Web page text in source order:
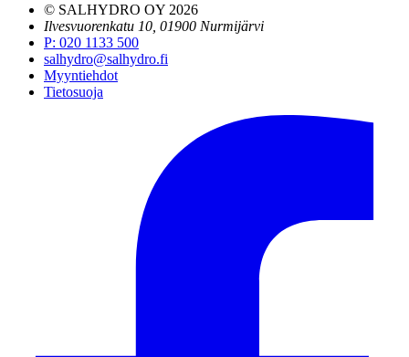
© SALHYDRO OY 2026
Ilvesvuorenkatu 10, 01900 Nurmijärvi
P: 020 1133 500
salhydro@salhydro.fi
Myyntiehdot
Tietosuoja